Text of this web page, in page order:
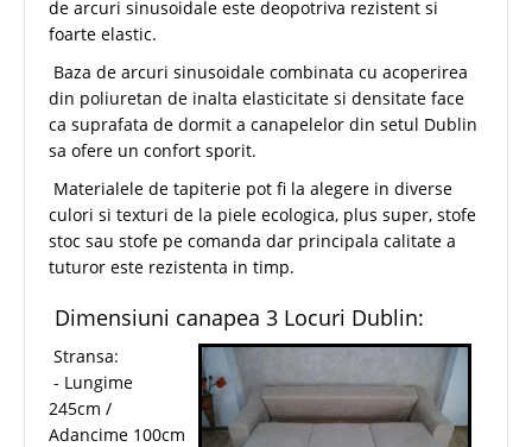
de arcuri sinusoidale este deopotriva rezistent si
foarte elastic.
Baza de arcuri sinusoidale combinata cu acoperirea
din poliuretan de inalta elasticitate si densitate face
ca suprafata de dormit a canapelelor din setul Dublin
sa ofere un confort sporit.
Materialele de tapiterie pot fi la alegere in diverse
culori si texturi de la piele ecologica, plus super, stofe
stoc sau stofe pe comanda dar principala calitate a
tuturor este rezistenta in timp.
Dimensiuni canapea 3 Locuri Dublin:
Stransa:
- Lungime
245cm /
Adancime 100cm